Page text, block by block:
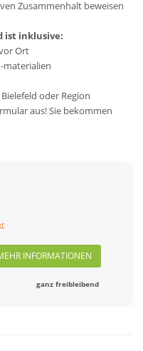
Zusammenhalt beweisen
ist inklusive:
Ort
materialien
oder Region
aus! Sie bekommen
INFORMATIONEN
ganz freibleibend